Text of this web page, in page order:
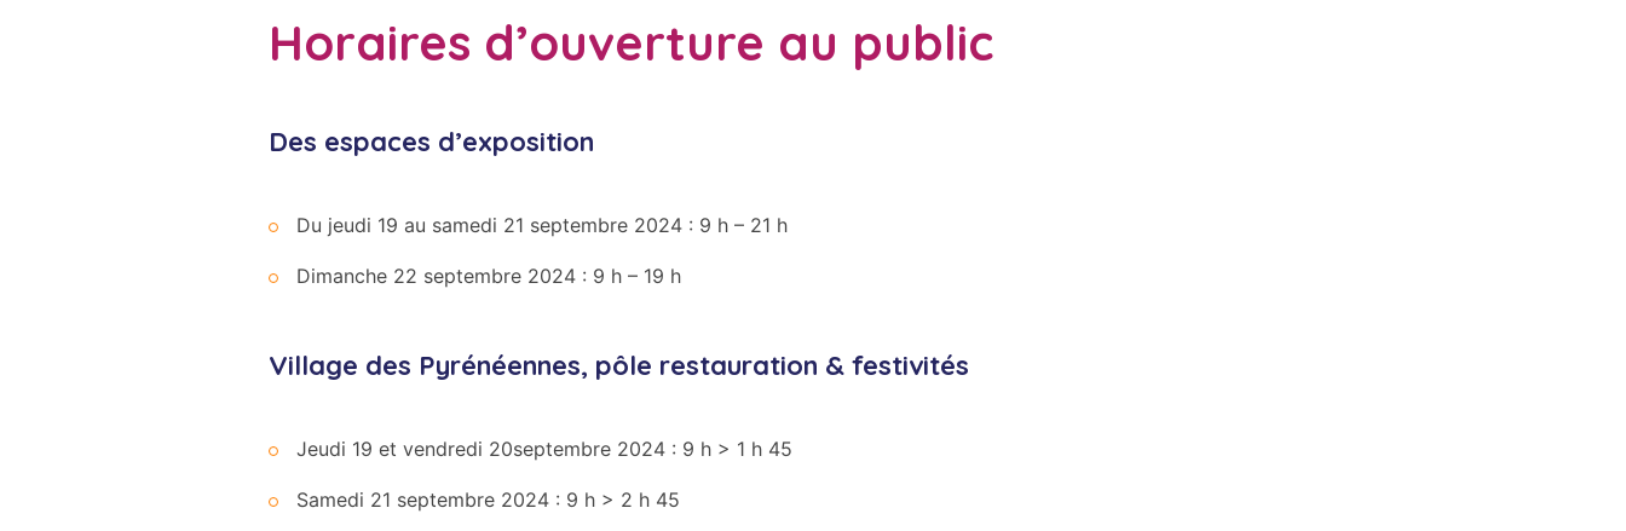
Horaires d’ouverture au public
Des espaces d’exposition
Du jeudi 19 au samedi 21 septembre 2024 : 9 h – 21 h
Dimanche 22 septembre 2024 : 9 h – 19 h
Village des Pyrénéennes, pôle restauration & festivités
Jeudi 19 et vendredi 20septembre 2024 : 9 h > 1 h 45
Samedi 21 septembre 2024 : 9 h > 2 h 45